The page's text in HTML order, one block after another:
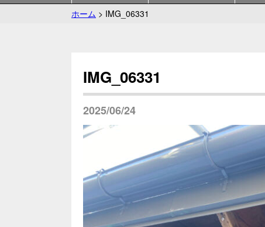
ホーム > IMG_06331
IMG_06331
2025/06/24